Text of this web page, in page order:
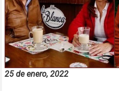
25 de enero, 2022